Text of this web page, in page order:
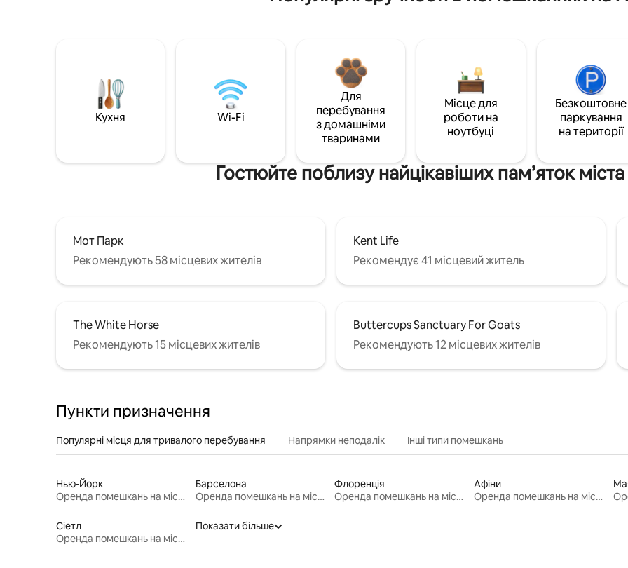
Кухня Wi-Fi
Для
перебування
з домашніми
тваринами
Місце для
роботи на
ноутбуці
Безкоштовне
паркування
на території
Гостюйте поблизу найцікавіших пам’яток
Мот Парк
Рекомендують 58 місцевих жителів
Kent Life
Рекомендує 41 місцевий житель
The White Horse
Рекомендують 15 місцевих жителів
Buttercups Sanctuary For Goats
Рекомендують 12 місцевих жителів
Пункти призначення
Популярні місця для тривалого перебування Напрямки неподалік Інші типи помешкань
Нью-Йорк
Оренда помешкань на місяць
Барселона
Оренда помешкань на місяць
Флоренція
Оренда помешкань на місяць
Афіни
Оренда помешкань на місяць
Сіетл
Оренда помешкань на місяць
Показати більше